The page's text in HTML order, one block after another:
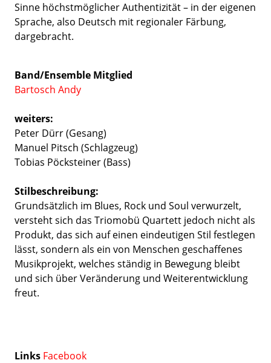
Sinne höchstmöglicher Authentizität – in der eigenen
Sprache, also Deutsch mit regionaler Färbung,
dargebracht.
Band/Ensemble Mitglied
Bartosch Andy
weiters:
Peter Dürr (Gesang)
Manuel Pitsch (Schlagzeug)
Tobias Pöcksteiner (Bass)
Stilbeschreibung:
Grundsätzlich im Blues, Rock und Soul verwurzelt,
versteht sich das Triomobü Quartett jedoch nicht als
Produkt, das sich auf einen eindeutigen Stil festlegen
lässt, sondern als ein von Menschen geschaffenes
Musikprojekt, welches ständig in Bewegung bleibt
und sich über Veränderung und Weiterentwicklung
freut.
Links Facebook